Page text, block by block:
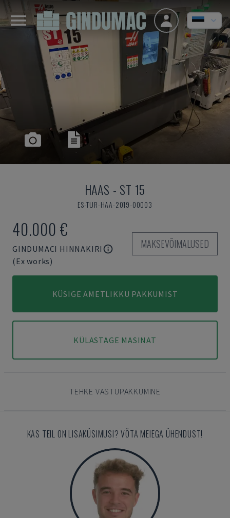
HAAS - ST 15
ES-TUR-HAA-2019-00003
40.000 €
GINDUMACI HINNAKIRI
(Ex works)
MAKSEVÕIMALUSED
KÜSIGE AMETLIKKU PAKKUMIST
KÜLASTAGE MASINAT
TEHKE VASTUPAKKUMINE
KAS TEIL ON LISAKÜSIMUSI? VÕTA MEIEGA ÜHENDUST!